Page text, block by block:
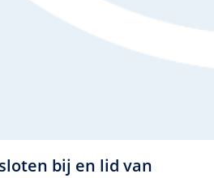
bij en lid van